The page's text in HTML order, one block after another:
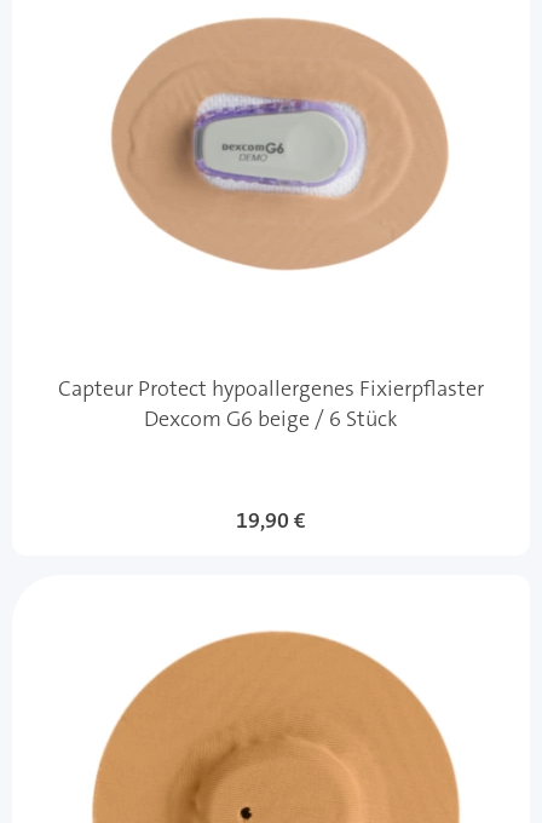
Capteur Protect hypoallergenes Fixierpflaster
Dexcom G6 beige / 6 Stück
19,90 €